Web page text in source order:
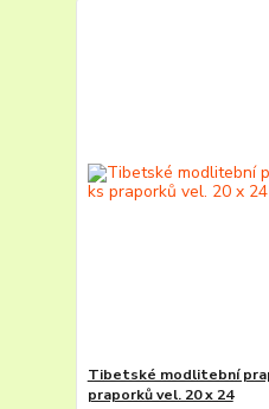
Tibetské modlitební
praporků vel. 20 x 24